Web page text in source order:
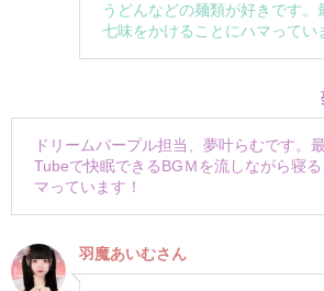
うどんなどの麺類が好きです。
七味をかけることにハマってい
ドリームパープル担当、夢叶らむです。
Tubeで快眠できるBGＭを流しながら寝
マっています！
羽魔あいむさん